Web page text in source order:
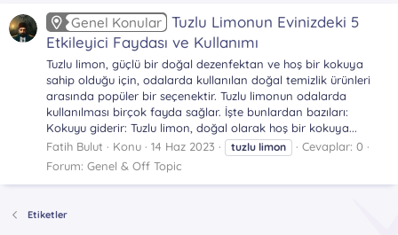
Genel Konular Tuzlu Limonun Evinizdeki 5
Etkileyici Faydası ve Kullanımı
Tuzlu limon, güçlü bir doğal dezenfektan ve hoş bir kokuya
sahip olduğu için, odalarda kullanılan doğal temizlik ürünleri
arasında popüler bir seçenektir. Tuzlu limonun odalarda
kullanılması birçok fayda sağlar. İşte bunlardan bazıları:
Kokuyu giderir: Tuzlu limon, doğal olarak hoş bir kokuya...
Fatih Bulut
Konu 14 Haz 2023 tuzlu limon
Cevaplar: 0
Forum: Genel & Off Topic
Etiketler